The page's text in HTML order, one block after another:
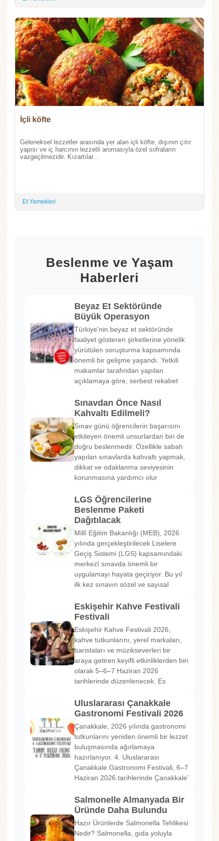
İçli köfte
Geleneksel lezzetler arasında yer alan içli köfte, dışının çıtır
yapısı ve iç harcının lezzetli aromasıyla özel sofraların
vazgeçilmezidir. Kızartılar...
Et Yemekleri
Beslenme ve Yaşam
Haberleri
Beyaz Et Sektöründe
Büyük Operasyon
Türkiye'nin beyaz et sektöründe
faaliyet gösteren şirketlerine yönelik
yürütülen soruşturma kapsamında
önemli bir gelişme yaşandı. Yetkili
makamlar tarafından yapılan
açıklamaya göre, serbest rekabet
Sınavdan Önce Nasıl
Kahvaltı Edilmeli?
Sınav günü öğrencilerin başarısını
etkileyen önemli unsurlardan biri de
doğru beslenmedir. Özellikle sabah
yapılan sınavlarda kahvaltı yapmak,
dikkat ve odaklanma seviyesinin
korunmasına yardımcı olur
LGS Öğrencilerine
Beslenme Paketi
Dağıtılacak
Millî Eğitim Bakanlığı (MEB), 2026
yılında gerçekleştirilecek Liselere
Geçiş Sistemi (LGS) kapsamındaki
merkezî sınavda önemli bir
uygulamayı hayata geçiriyor. Bu yıl
ilk kez sınavın sözel ve sayısal
Eskişehir Kahve Festivali
Festivali
Eskişehir Kahve Festivali 2026,
kahve tutkunlarını, yerel markaları,
baristaları ve müzikseverleri bir
araya getiren keyifli etkinliklerden biri
olarak 5–6–7 Haziran 2026
tarihlerinde düzenlenecek. Es
Uluslararası Çanakkale
Gastronomi Festivali 2026
Çanakkale, 2026 yılında gastronomi
tutkunlarını yeniden önemli bir lezzet
buluşmasında ağırlamaya
hazırlanıyor. 4. Uluslararası
Çanakkale Gastronomi Festivali, 6–7
Haziran 2026 tarihlerinde Çanakkale’
Salmonelle Almanyada Bir
Üründe Daha Bulundu
Hazır Ürünlerde Salmonella Tehlikesi
Nedir? Salmonella, gıda yoluyla